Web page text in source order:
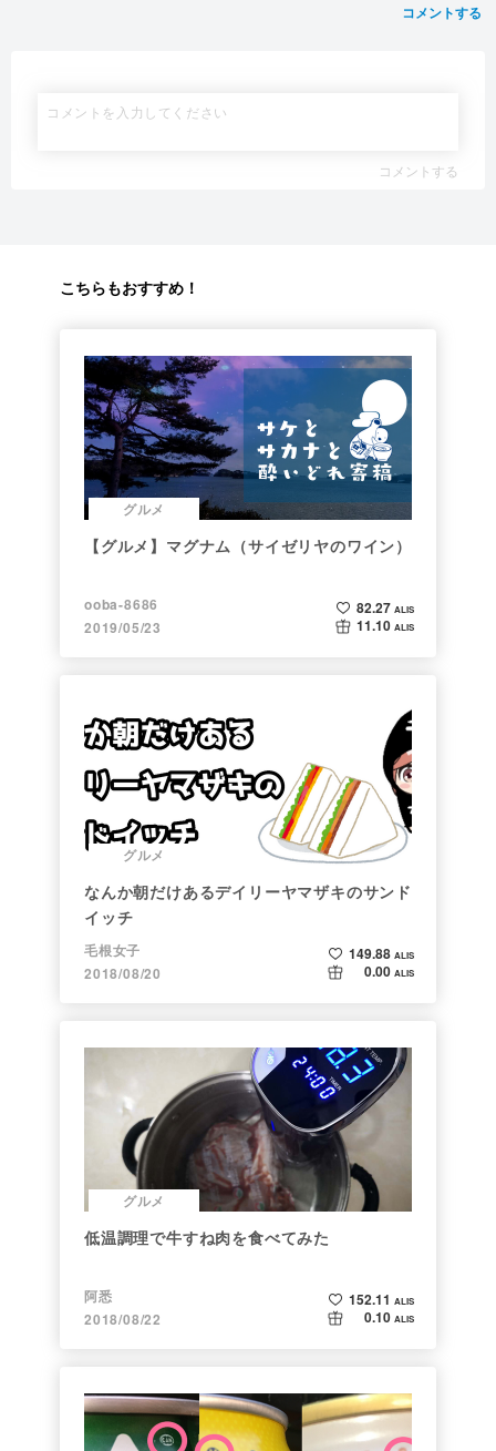
コメントする
コメントする
こちらもおすすめ！
グルメ
【グルメ】マグナム（サイゼリヤのワイン）
ooba-8686
2019/05/23
82.27 ALIS
11.10 ALIS
グルメ
なんか朝だけあるデイリーヤマザキのサンド
イッチ
毛根女子
2018/08/20
149.88 ALIS
0.00 ALIS
グルメ
低温調理で牛すね肉を食べてみた
阿悉
2018/08/22
152.11 ALIS
0.10 ALIS